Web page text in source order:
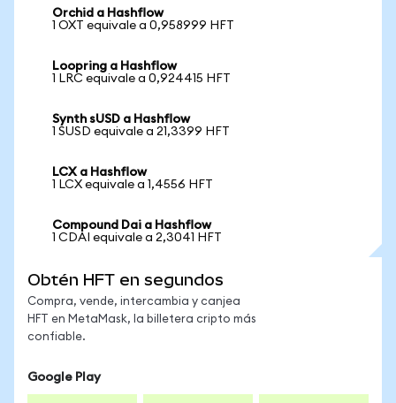
Orchid a Hashflow
1 OXT equivale a 0,958999 HFT
Loopring a Hashflow
1 LRC equivale a 0,924415 HFT
Synth sUSD a Hashflow
1 SUSD equivale a 21,3399 HFT
LCX a Hashflow
1 LCX equivale a 1,4556 HFT
Compound Dai a Hashflow
1 CDAI equivale a 2,3041 HFT
Obtén HFT en segundos
Compra, vende, intercambia y canjea
HFT en MetaMask, la billetera cripto más
confiable.
Google Play